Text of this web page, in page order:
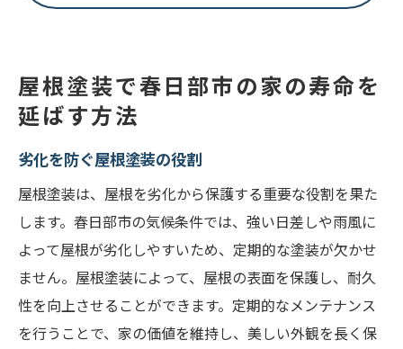
屋根塗装で春日部市の家の寿命を
延ばす方法
劣化を防ぐ屋根塗装の役割
屋根塗装は、屋根を劣化から保護する重要な役割を果た
します。春日部市の気候条件では、強い日差しや雨風に
よって屋根が劣化しやすいため、定期的な塗装が欠かせ
ません。屋根塗装によって、屋根の表面を保護し、耐久
性を向上させることができます。定期的なメンテナンス
を行うことで、家の価値を維持し、美しい外観を長く保